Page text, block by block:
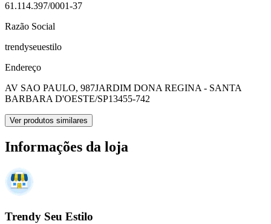
61.114.397/0001-37
Razão Social
trendyseuestilo
Endereço
AV SAO PAULO, 987JARDIM DONA REGINA - SANTA
BARBARA D'OESTE/SP13455-742
Ver produtos similares
Informações da loja
Trendy Seu Estilo